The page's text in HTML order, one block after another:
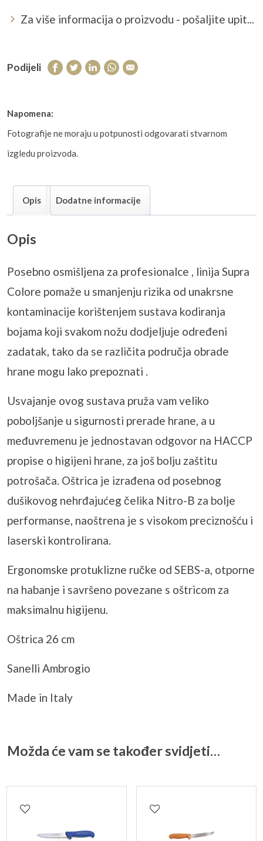
Za više informacija o proizvodu - pošaljite upit...
Podijeli
Napomena:
Fotografije ne moraju u potpunosti odgovarati stvarnom
izgledu proizvoda.
Opis Dodatne informacije
Opis
Posebno osmišljena za profesionalce , linija Supra
Colore pomaže u smanjenju rizika od unakrsne
kontaminacije korištenjem sustava kodiranja
bojama koji svakom nožu dodjeljuje određeni
zadatak, tako da se različita područja obrade
hrane mogu lako prepoznati .
Usvajanje ovog sustava pruža vam veliko
poboljšanje u sigurnosti prerade hrane, a u
međuvremenu je jednostavan odgovor na HACCP
propise o higijeni hrane, za još bolju zaštitu
potrošača. Oštrica je izrađena od posebnog
dušikovog nehrđajućeg čelika Nitro-B za bolje
performanse, naoštrena je s visokom preciznošću i
laserski kontrolirana.
Ergonomske protuklizne ručke od SEBS-a, otporne
na habanje i savršeno povezane s oštricom za
maksimalnu higijenu.
Oštrica 26 cm
Sanelli Ambrogio
Made in Italy
Možda će vam se također svidjeti…